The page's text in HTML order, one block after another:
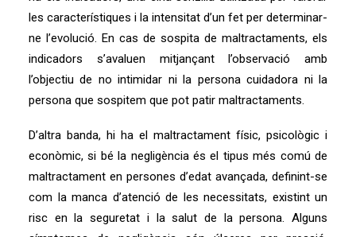
les característiques i la intensitat d’un fet per determinar-
ne l’evolució. En cas de sospita de maltractaments, els
indicadors s’avaluen mitjançant l’observació amb
l’objectiu de no intimidar ni la persona cuidadora ni la
persona que sospitem que pot patir maltractaments.
D’altra banda, hi ha el maltractament físic, psicològic i
econòmic, si bé la negligència és el tipus més comú de
maltractament en persones d’edat avançada, definint-se
com la manca d’atenció de les necessitats, existint un
risc en la seguretat i la salut de la persona. Alguns